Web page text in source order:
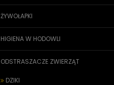
ŻYWOŁAPKI
HIGIENA W HODOWLI
ODSTRASZACZE ZWIERZĄT
DZIKI